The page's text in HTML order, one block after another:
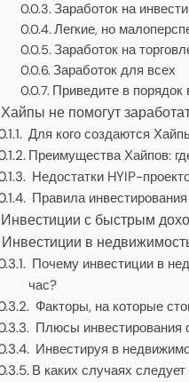
Заработок на
Легкие, но
Заработок на
Заработок для всех
Приведите в
Хайпы не помогут
Для кого создаются
Преимущества Хайпов:
Недостатки HYIP-
Правила
Инвестиции с быстрым
Инвестиции в
Почему инвестиции в
час?
Факторы, на которые
Плюсы инвестирования
Инвестируя в
В каких случаях